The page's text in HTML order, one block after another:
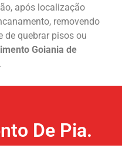
após localização
removendo
de quebrar pisos ou
Goiania de
De Pia.